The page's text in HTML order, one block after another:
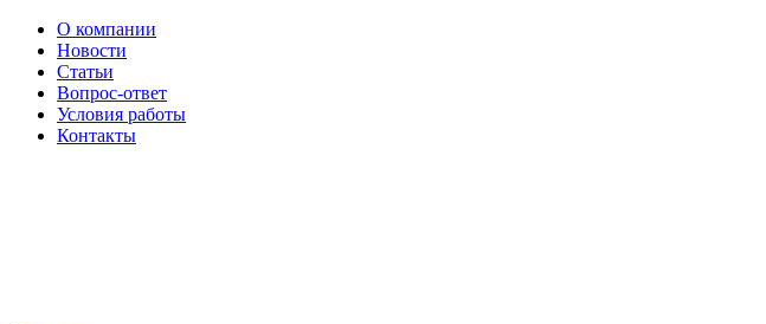
О компании
Новости
Статьи
Вопрос-ответ
Условия работы
Контакты